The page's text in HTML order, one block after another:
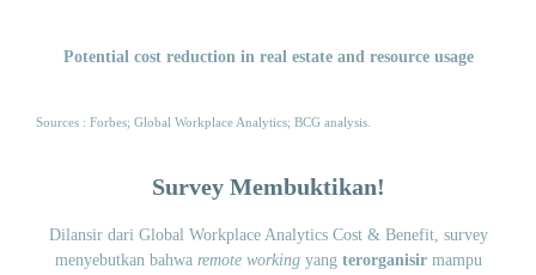
Potential cost reduction in real estate and resource usage
Sources : Forbes; Global Workplace Analytics; BCG analysis.
Survey Membuktikan!
Dilansir dari Global Workplace Analytics Cost & Benefit, survey
menyebutkan bahwa remote workingyang terorganisirmampu